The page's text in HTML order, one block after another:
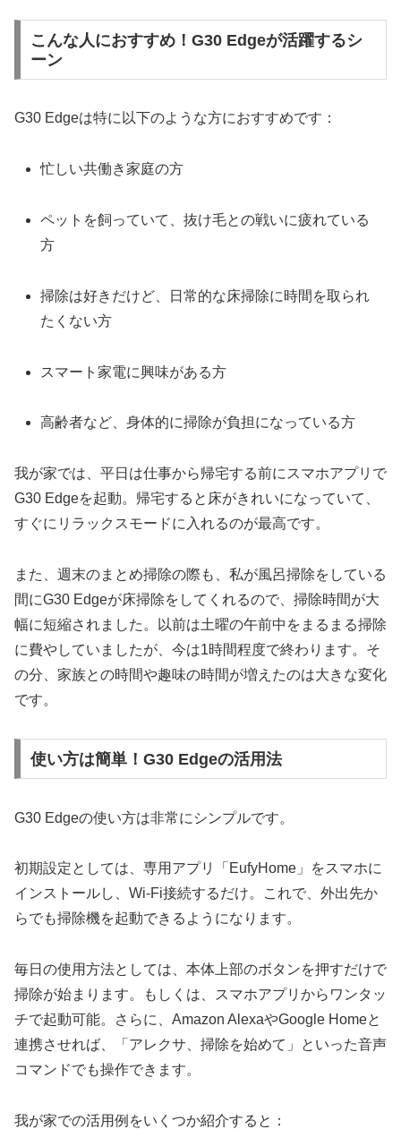
こんな人におすすめ！G30 Edgeが活躍するシ
ーン
G30 Edgeは特に以下のような方におすすめです：
忙しい共働き家庭の方
ペットを飼っていて、抜け毛との戦いに疲れている
方
掃除は好きだけど、日常的な床掃除に時間を取られ
たくない方
スマート家電に興味がある方
高齢者など、身体的に掃除が負担になっている方
我が家では、平日は仕事から帰宅する前にスマホアプリで
G30 Edgeを起動。帰宅すると床がきれいになっていて、
すぐにリラックスモードに入れるのが最高です。
また、週末のまとめ掃除の際も、私が風呂掃除をしている
間にG30 Edgeが床掃除をしてくれるので、掃除時間が大
幅に短縮されました。以前は土曜の午前中をまるまる掃除
に費やしていましたが、今は1時間程度で終わります。そ
の分、家族との時間や趣味の時間が増えたのは大きな変化
です。
使い方は簡単！G30 Edgeの活用法
G30 Edgeの使い方は非常にシンプルです。
初期設定としては、専用アプリ「EufyHome」をスマホに
インストールし、Wi-Fi接続するだけ。これで、外出先か
らでも掃除機を起動できるようになります。
毎日の使用方法としては、本体上部のボタンを押すだけで
掃除が始まります。もしくは、スマホアプリからワンタッ
チで起動可能。さらに、Amazon AlexaやGoogle Homeと
連携させれば、「アレクサ、掃除を始めて」といった音声
コマンドでも操作できます。
我が家での活用例をいくつか紹介すると：